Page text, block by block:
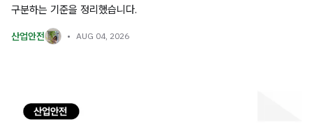
구분하는 기준을 정리했습니다.
산업안전 AUG 04, 2026